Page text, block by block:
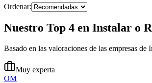
Ordenar:
Nuestro Top 4 en Instalar o
Basado en las valoraciones de las empresas
Muy experta
OM